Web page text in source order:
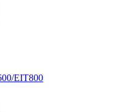
EIT800